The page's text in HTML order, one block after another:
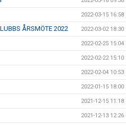
2022-03-15 16:58
ÅRSMÖTE 2022 2022-03-02 18:30
2022-02-25 15:04
2022-02-22 15:10
2022-02-04 10:53
2022-01-15 18:00
2021-12-15 11:18
2021-12-13 12:26